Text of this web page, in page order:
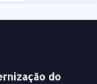
do